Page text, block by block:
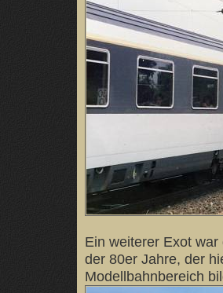
Ein weiterer Exot
der 80er Jahre, der
Modellbahnbereich